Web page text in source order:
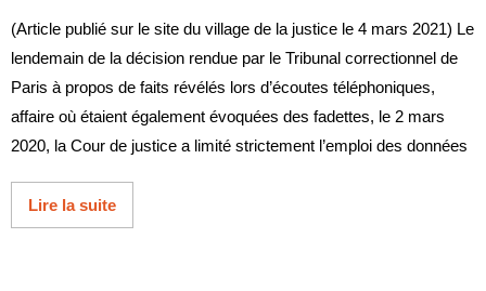
(Article publié sur le site du village de la justice le 4 mars 2021) Le
lendemain de la décision rendue par le Tribunal correctionnel de
Paris à propos de faits révélés lors d’écoutes téléphoniques,
affaire où étaient également évoquées des fadettes, le 2 mars
2020, la Cour de justice a limité strictement l’emploi des données
Lire la suite